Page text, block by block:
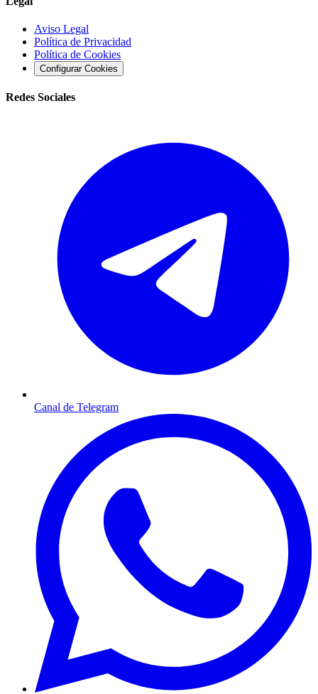
Aviso Legal
Política de Privacidad
Política de Cookies
Configurar Cookies
Redes Sociales
Canal de Telegram